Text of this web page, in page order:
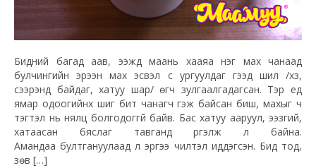
Бидний багад аав, ээжүүд маань хааяа нэг мах чанаад
булчингийн эрээн мах эсвэл үс ургуулдаг гээд шил /хүзүү,
сээрэнд байдаг, хатуу шар/ өгч зулгаалгадагсан. Тэр үед
ямар одоогийнх шиг битүү чанагч гэж байсан биш, махыг ч
тэгтэл нь нялц болгодоггүй байв. Бас хатуу ааруул, ээзгий,
хатаасан бяслаг тавганд үргэлж л байна.
Амандаа бултгануулаад л эрүүгээ чилтэл иддэгсэн. Бид тод,
зөв […]